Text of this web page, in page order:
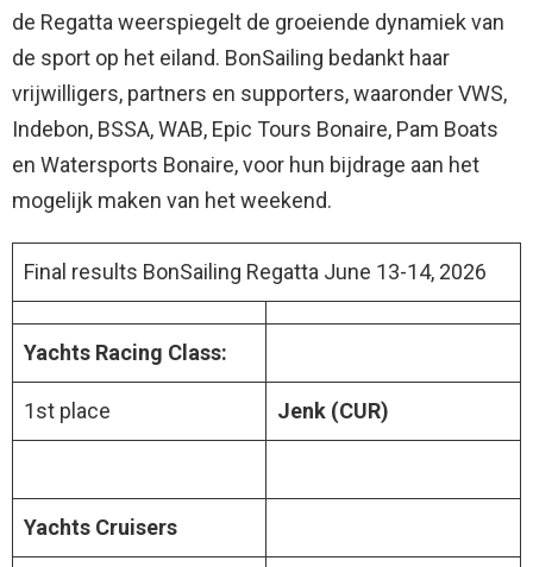
de Regatta weerspiegelt de groeiende dynamiek van
de sport op het eiland. BonSailing bedankt haar
vrijwilligers, partners en supporters, waaronder VWS,
Indebon, BSSA, WAB, Epic Tours Bonaire, Pam Boats
en Watersports Bonaire, voor hun bijdrage aan het
mogelijk maken van het weekend.
Final results BonSailing Regatta June 13-14, 2026
Yachts Racing Class:
1st place Jenk (CUR)
Yachts Cruisers